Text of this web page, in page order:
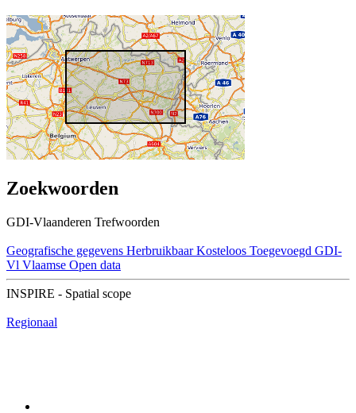
Zoekwoorden
GDI-Vlaanderen Trefwoorden
Geografische gegevens Herbruikbaar Kosteloos Toegevoegd GDI-
Vl Vlaamse Open data
INSPIRE - Spatial scope
Regionaal